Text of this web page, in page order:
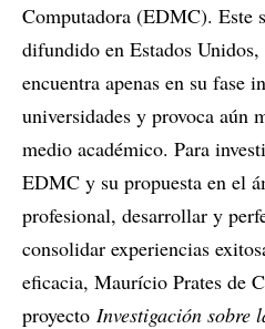
Computadora (EDMC). Este
difundido en Estados
encuentra apenas en su fase
universidades y provoca aún
medio académico. Para
EDMC y su propuesta en el
profesional, desarrollar y
consolidar experiencias
eficacia, Maurício Prates de
proyecto Investigación sobre